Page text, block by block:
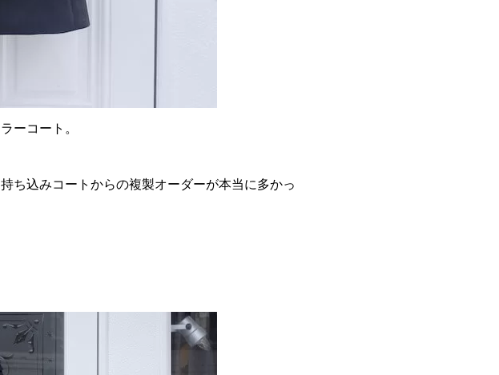
ーコート。
ち込みコートからの複製オーダーが本当に多かっ